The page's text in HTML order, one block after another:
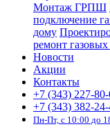
Монтаж ГРПШ
подключение
дому
ремонт газовых
Новости
Акции
Контакты
+7 (343) 227-
+7 (343) 382-24-
Пн-Пт, с 10:00 до